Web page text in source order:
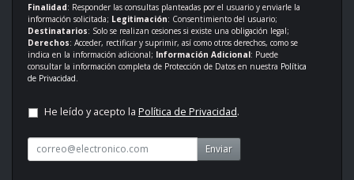
Finalidad: Responder las consultas planteadas por el usuario y enviarle la
información solicitada; Legitimación: Consentimiento del usuario;
Destinatarios: Solo se realizan cesiones si existe una obligación legal;
Derechos: Acceder, rectificar y suprimir, así como otros derechos, como se
indica en la información adicional; Información Adicional: Puede
consultar la información completa de Protección de Datos en nuestra Política
de Privacidad.
He leído y acepto la Política de Privacidad.
Enviar